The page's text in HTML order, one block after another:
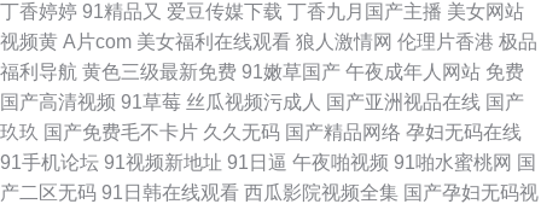
丁香婷婷 91精品又 爱豆传媒下载 丁香九月国产主播 美女网站
视频黄 A片com 美女福利在线观看 狼人激情网 伦理片香港 极品
福利导航 黄色三级最新免费 91嫩草国产 午夜成年人网站 免费
国产高清视频 91草莓 丝瓜视频污成人 国产亚洲视品在线 国产
玖玖 国产免费毛不卡片 久久无码 国产精品网络 孕妇无码在线
91手机论坛 91视频新地址 91日逼 午夜啪视频 91啪水蜜桃网 国
产二区无码 91日韩在线观看 西瓜影院视频全集 国产孕妇无码视